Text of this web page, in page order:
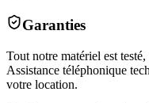
Garanties
Tout notre matériel est
Assistance téléphonique
votre location.